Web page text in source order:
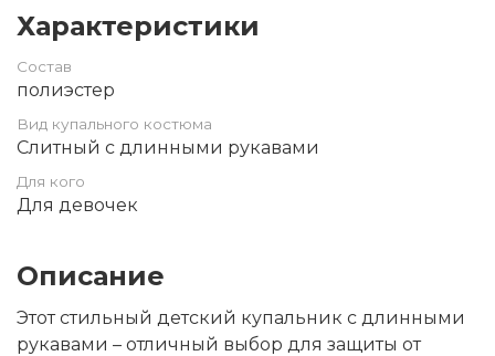
Характеристики
Состав
полиэстер
Вид купального костюма
Слитный с длинными рукавами
Для кого
Для девочек
Описание
Этот стильный детский купальник с длинными
рукавами – отличный выбор для защиты от